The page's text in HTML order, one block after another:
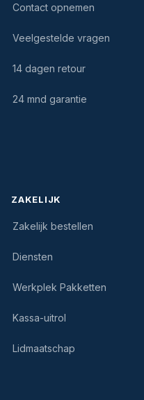
Contact opnemen
Veelgestelde vragen
14 dagen retour
24 mnd garantie
ZAKELIJK
Zakelijk bestellen
Diensten
Werkplek Pakketten
Kassa-uitrol
Lidmaatschap